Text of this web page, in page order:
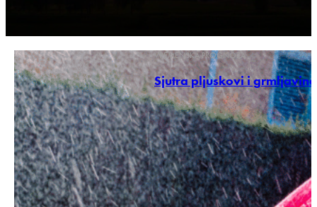
VREMENSKA PROGNOZA
Sjutra pljuskovi i grmljavina